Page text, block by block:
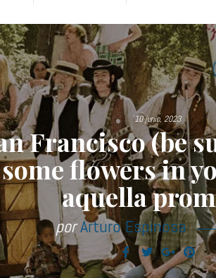
10 junio, 2023
Francisco (be
some flowers in
aquella
porArturo Espinosa